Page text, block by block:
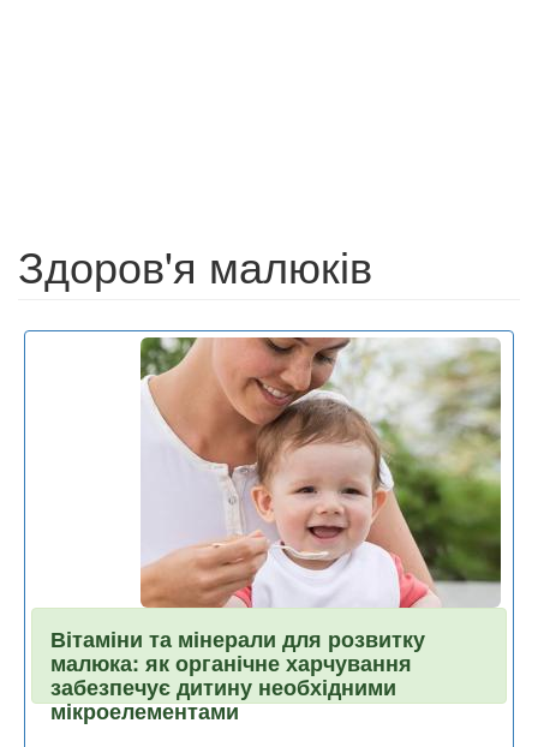
Здоров'я малюків
Вітаміни та мінерали для розвитку
малюка: як органічне харчування
забезпечує дитину необхідними
мікроелементами